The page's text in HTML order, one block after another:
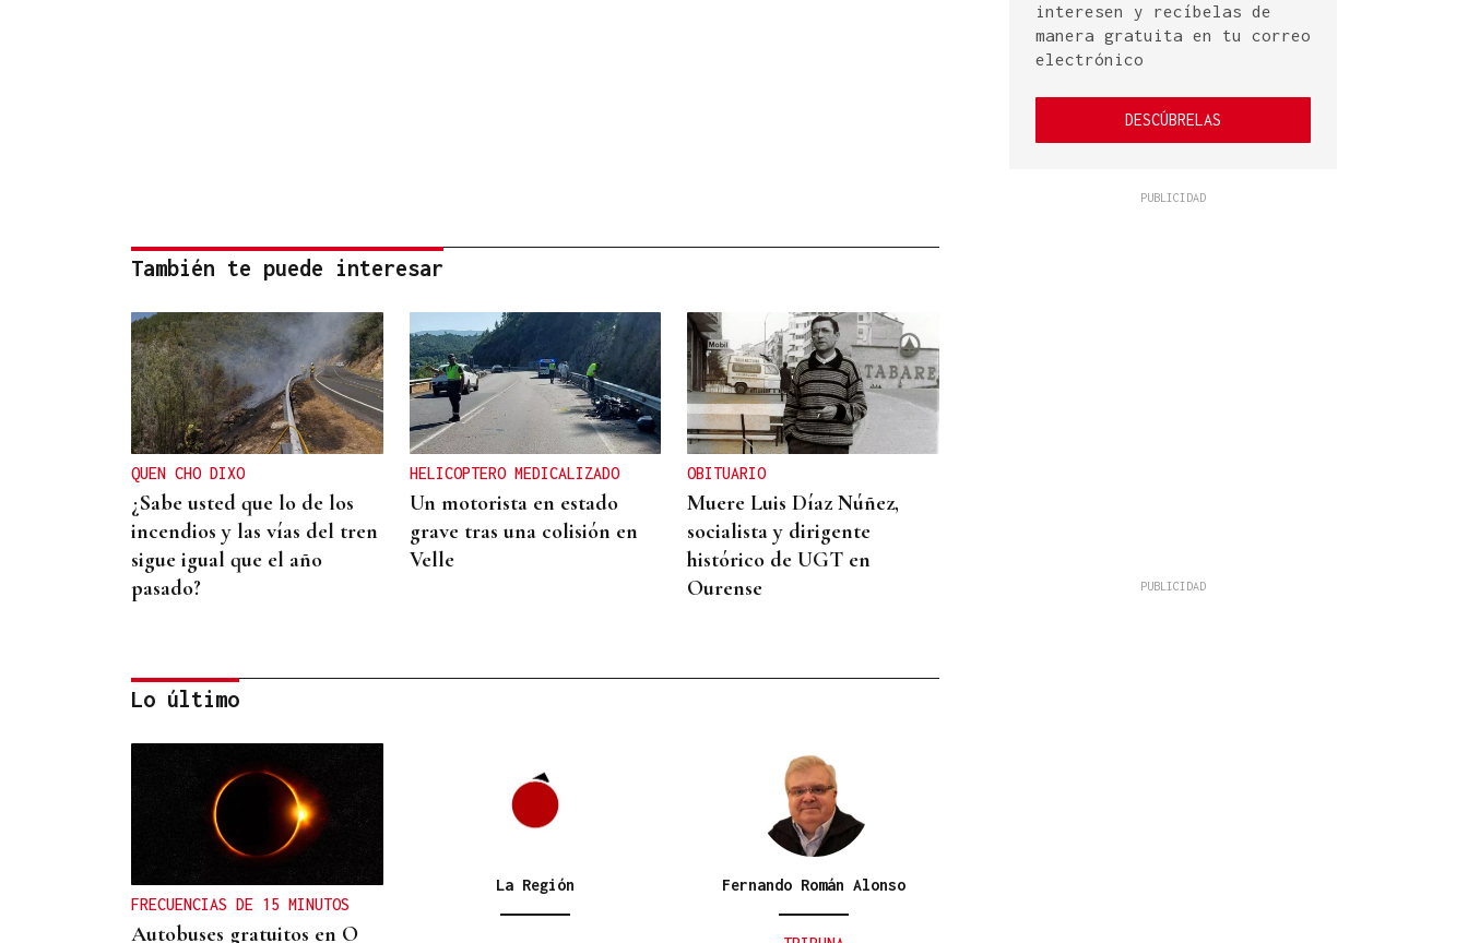
También te puede interesar
QUEN CHO DIXO
¿Sabe usted que lo de los
incendios y las vías del tren
sigue igual que el año
pasado?
HELICOPTERO MEDICALIZADO
Un motorista en estado
grave tras una colisión en
Velle
OBITUARIO
Muere Luis Díaz Núñez,
socialista y dirigente
histórico de UGT en
Ourense
Un herido en la colisión
entre dos coches en la
entrada a las termas de
Outariz
Lo último
FRECUENCIAS DE 15 MINUTOS
Autobuses gratuitos en O
La Región Fernando Román Alonso
interesen y recíbelas de
manera gratuita en tu correo
electrónico
DESCÚBRELAS